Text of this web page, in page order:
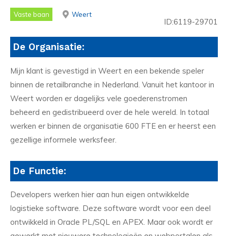
Vaste baan Weert
ID:6119-29701
De Organisatie:
Mijn klant is gevestigd in Weert en een bekende speler
binnen de retailbranche in Nederland. Vanuit het kantoor in
Weert worden er dagelijks vele goederenstromen
beheerd en gedistribueerd over de hele wereld. In totaal
werken er binnen de organisatie 600 FTE en er heerst een
gezellige informele werksfeer.
De Functie:
Developers werken hier aan hun eigen ontwikkelde
logistieke software. Deze software wordt voor een deel
ontwikkeld in Oracle PL/SQL en APEX. Maar ook wordt er